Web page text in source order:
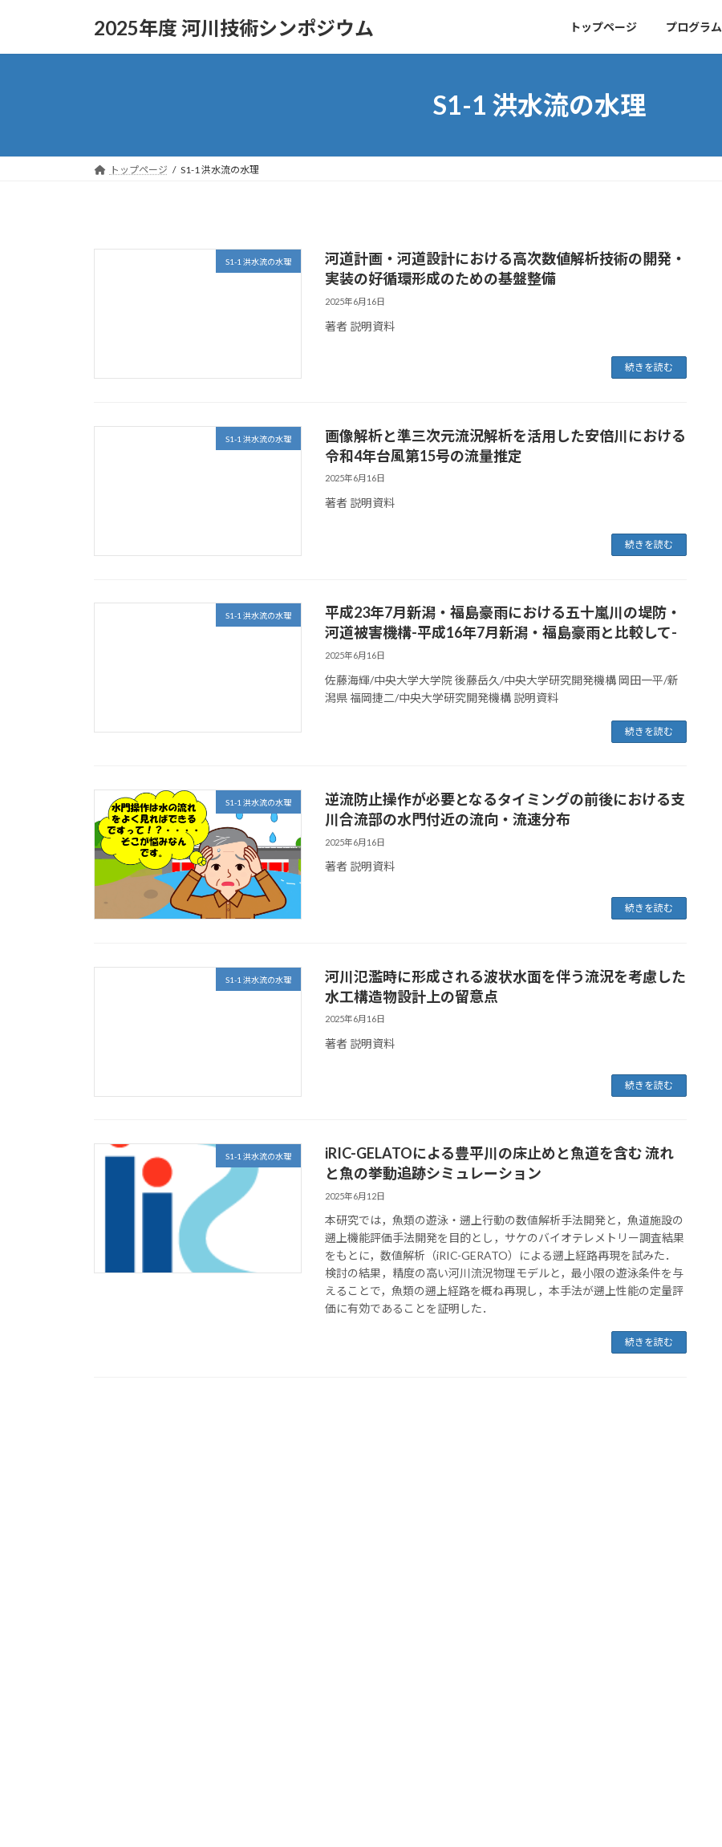
2025年度 河川技術シンポジウム トップページ プログラム
S1-1 洪水流の水理
トップページ S1-1 洪水流の水理
S1-1 洪水流の水理
河道計画・河道設計における高次数値解析技術の開発・
実装の好循環形成のための基盤整備
2025年6月16日
著者 説明資料
続きを読む
S1-1 洪水流の水理
画像解析と準三次元流況解析を活用した安倍川における
令和4年台風第15号の流量推定
2025年6月16日
著者 説明資料
続きを読む
S1-1 洪水流の水理
平成23年7月新潟・福島豪雨における五十嵐川の堤防・
河道被害機構-平成16年7月新潟・福島豪雨と比較して-
2025年6月16日
佐藤海輝/中央大学大学院 後藤岳久/中央大学研究開発機構 岡田一平/新
潟県 福岡捷二/中央大学研究開発機構 説明資料
続きを読む
S1-1 洪水流の水理
逆流防止操作が必要となるタイミングの前後における支
川合流部の水門付近の流向・流速分布
2025年6月16日
著者 説明資料
続きを読む
S1-1 洪水流の水理
河川氾濫時に形成される波状水面を伴う流況を考慮した
水工構造物設計上の留意点
2025年6月16日
著者 説明資料
続きを読む
S1-1 洪水流の水理
iRIC-GELATOによる豊平川の床止めと魚道を含む 流れ
と魚の挙動追跡シミュレーション
2025年6月12日
本研究では，魚類の遊泳・遡上行動の数値解析手法開発と，魚道施設の
遡上機能評価手法開発を目的とし，サケのバイオテレメトリー調査結果
をもとに，数値解析（iRIC-GERATO）による遡上経路再現を試みた．
検討の結果，精度の高い河川流況物理モデルと，最小限の遊泳条件を与
えることで，魚類の遡上経路を概ね再現し，本手法が遡上性能の定量評
価に有効であることを証明した．
続きを読む